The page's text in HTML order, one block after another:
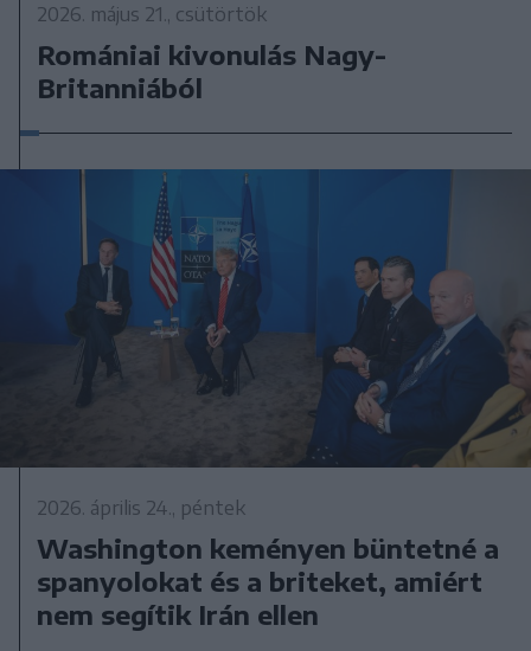
2026. május 21., csütörtök
Romániai kivonulás Nagy-
Britanniából
2026. április 24., péntek
Washington keményen büntetné a
spanyolokat és a briteket, amiért
nem segítik Irán ellen